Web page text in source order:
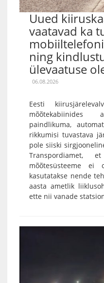
Uued
vaatavad ka
ning
ülevaatuse
06.08.2026
Eesti
mõõtekabiinides
paindlikuma,
rikkumisi tuvastava
pole siiski
Transpordiamet,
mõõtesüsteeme ei
kasutatakse nende
aasta ametlik
ette nii vanade